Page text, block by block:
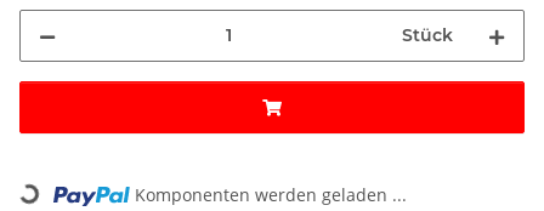
Stück
Loading... Komponenten werden geladen ...